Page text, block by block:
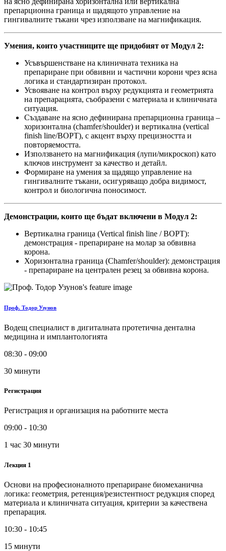
препарционна граница и щадящото управление на
гингивалните тъкани чрез използване на магнификация.
Умения, които участниците ще придобият от Модул 2:
Усъвършенстване на клиничната техника на
препариране при обвивни и частични корони чрез ясна
логика и стандартизиран протокол.
Усвояване на контрол върху редукцията и геометрията
на препарацията, съобразени с материала и клиничната
ситуация.
Създаване на ясно дефинирана препарционна граница –
хоризонтална (chamfer/shoulder) и вертикална (vertical
finish line/BOPT), с акцент върху прецизността и
повторяемостта.
Използването на магнификация (лупи/микроскоп) като
ключов инструмент за качество и детайл.
Формиране на умения за щадящо управление на
гингивалните тъкани, осигуряващо добра видимост,
контрол и биологична поносимост.
Демонстрации, които ще бъдат включени в Модул 2:
Вертикална граница (Vertical finish line / BOPT):
демонстрация - препариране на молар за обвивна
корона.
Хоризонтална граница (Chamfer/shoulder): демонстрация
- препариране на централен резец за обвивна корона.
Проф. Тодор Узунов
Водещ специалист в дигиталната протетична дентална
медицина и имплантологията
08:30 - 09:00
30 минути
Регистрация
Регистрация и организация на работните места
09:00 - 10:30
1 час 30 минути
Лекция 1
Основи на професионалното препариране биомеханична
логика: геометрия, ретенция/резистентност редукция според
материала и клиничната ситуация, критерии за качествена
препарация.
10:30 - 10:45
15 минути